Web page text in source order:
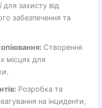
для захисту від
забезпечення та
Створення
місцях для
Розробка та
на інциденти,